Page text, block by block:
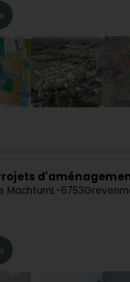
MachtumL-6753